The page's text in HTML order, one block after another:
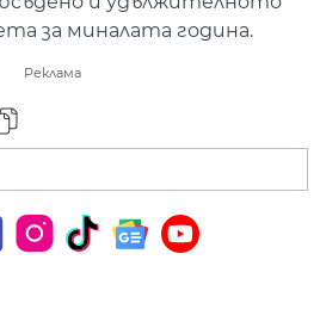
за миналата година.
Реклама